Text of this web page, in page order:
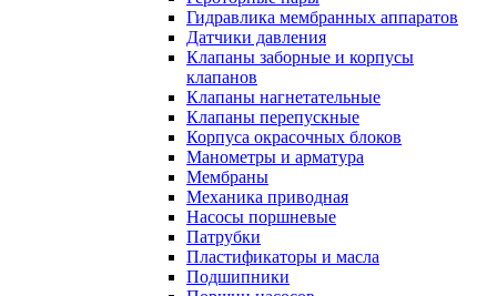
Гидравлика мембранных аппаратов
Датчики давления
Клапаны заборные и корпусы
клапанов
Клапаны нагнетательные
Клапаны перепускные
Корпуса окрасочных блоков
Манометры и арматура
Мембраны
Механика приводная
Насосы поршневые
Патрубки
Пластификаторы и масла
Подшипники